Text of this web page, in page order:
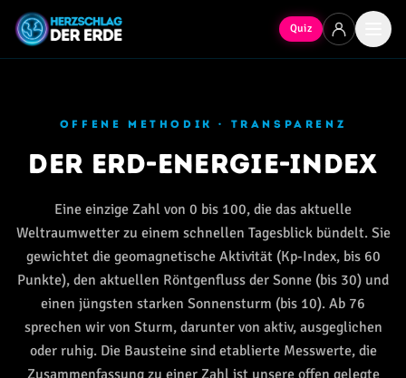
Quiz
OFFENE METHODIK · TRANSPARENZ
Der Erd-Energie-Index
Eine einzige Zahl von 0 bis 100, die das aktuelle
Weltraumwetter zu einem schnellen Tagesblick bündelt. Sie
gewichtet die geomagnetische Aktivität (Kp-Index, bis 60
Punkte), den aktuellen Röntgenfluss der Sonne (bis 30) und
einen jüngsten starken Sonnensturm (bis 10). Ab 76
sprechen wir von Sturm, darunter von aktiv, ausgeglichen
oder ruhig. Die Bausteine sind etablierte Messwerte, die
Zusammenfassung zu einer Zahl ist unsere offen gelegte